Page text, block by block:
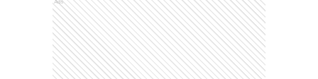
Ads